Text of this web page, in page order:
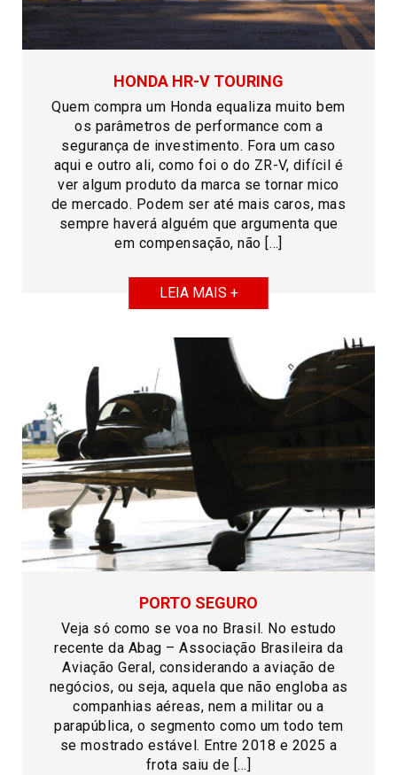
HONDA HR-V TOURING
Quem compra um Honda equaliza muito bem
os parâmetros de performance com a
segurança de investimento. Fora um caso
aqui e outro ali, como foi o do ZR-V, difícil é
ver algum produto da marca se tornar mico
de mercado. Podem ser até mais caros, mas
sempre haverá alguém que argumenta que
em compensação, não […]
LEIA MAIS +
PORTO SEGURO
Veja só como se voa no Brasil. No estudo
recente da Abag – Associação Brasileira da
Aviação Geral, considerando a aviação de
negócios, ou seja, aquela que não engloba as
companhias aéreas, nem a militar ou a
parapública, o segmento como um todo tem
se mostrado estável. Entre 2018 e 2025 a
frota saiu de […]